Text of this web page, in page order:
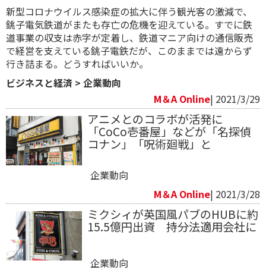
新型コロナウイルス感染症の拡大に伴う観光客の激減で、
銚子電気鉄道がまたも存亡の危機を迎えている。すでに鉄
道事業の収支は赤字が定着し、鉄道マニア向けの通信販売
で経営を支えている銚子電鉄だが、このままでは遠からず
行き詰まる。どうすればいいか。
ビジネスと経済 > 企業動向
M＆A Online| 2021/3/29
アニメとのコラボが活発に
「CoCo壱番屋」などが「名探偵
コナン」「呪術廻戦」と
企業動向
M＆A Online| 2021/3/28
ミクシィが英国風パブのHUBに約
15.5億円出資 持分法適用会社に
企業動向